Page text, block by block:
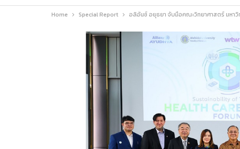
Home Special Report อลิอันซ์ อยุธยา จับมือคณะวิทยาศาสตร์ มหาวิ